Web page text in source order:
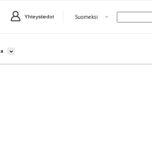
Yhteystiedot Valitse kieli
Suomeksi Avaa valikko
Tilintarkastusvalvonta
Avaa alavalikko kohteelle Tietoa PRH:sta